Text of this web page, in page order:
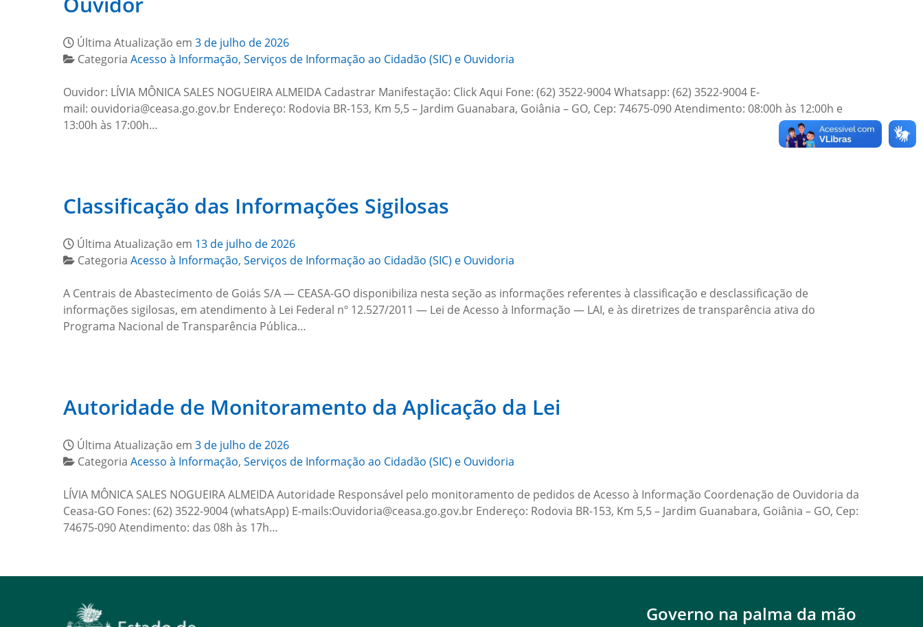
Última Atualização em 3 de julho de 2026
Categoria Acesso à Informação, Serviços de Informação ao Cidadão (SIC) e Ouvidoria
Ouvidor: LÍVIA MÔNICA SALES NOGUEIRA ALMEIDA Cadastrar Manifestação: Click Aqui Fone: (62) 3522-9004 Whatsapp: (62) 3522-9004 E-
mail: ouvidoria@ceasa.go.gov.br Endereço: Rodovia BR-153, Km 5,5 – Jardim Guanabara, Goiânia – GO, Cep: 74675-090 Atendimento: 08:00h às 12:00h e
13:00h às 17:00h…
Classificação das Informações Sigilosas
Última Atualização em 13 de julho de 2026
Categoria Acesso à Informação, Serviços de Informação ao Cidadão (SIC) e Ouvidoria
A Centrais de Abastecimento de Goiás S/A — CEASA-GO disponibiliza nesta seção as informações referentes à classificação e desclassificação de
informações sigilosas, em atendimento à Lei Federal nº 12.527/2011 — Lei de Acesso à Informação — LAI, e às diretrizes de transparência ativa do
Programa Nacional de Transparência Pública…
Autoridade de Monitoramento da Aplicação da Lei
Última Atualização em 3 de julho de 2026
Categoria Acesso à Informação, Serviços de Informação ao Cidadão (SIC) e Ouvidoria
LÍVIA MÔNICA SALES NOGUEIRA ALMEIDA Autoridade Responsável pelo monitoramento de pedidos de Acesso à Informação Coordenação de Ouvidoria da
Ceasa-GO Fones: (62) 3522-9004 (whatsApp) E-mails:Ouvidoria@ceasa.go.gov.br Endereço: Rodovia BR-153, Km 5,5 – Jardim Guanabara, Goiânia – GO, Cep:
74675-090 Atendimento: das 08h às 17h…
Governo na palma da mão